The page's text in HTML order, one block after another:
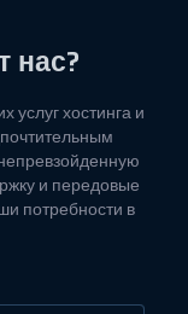
нас?
хостинга и
и передовые
потребности в